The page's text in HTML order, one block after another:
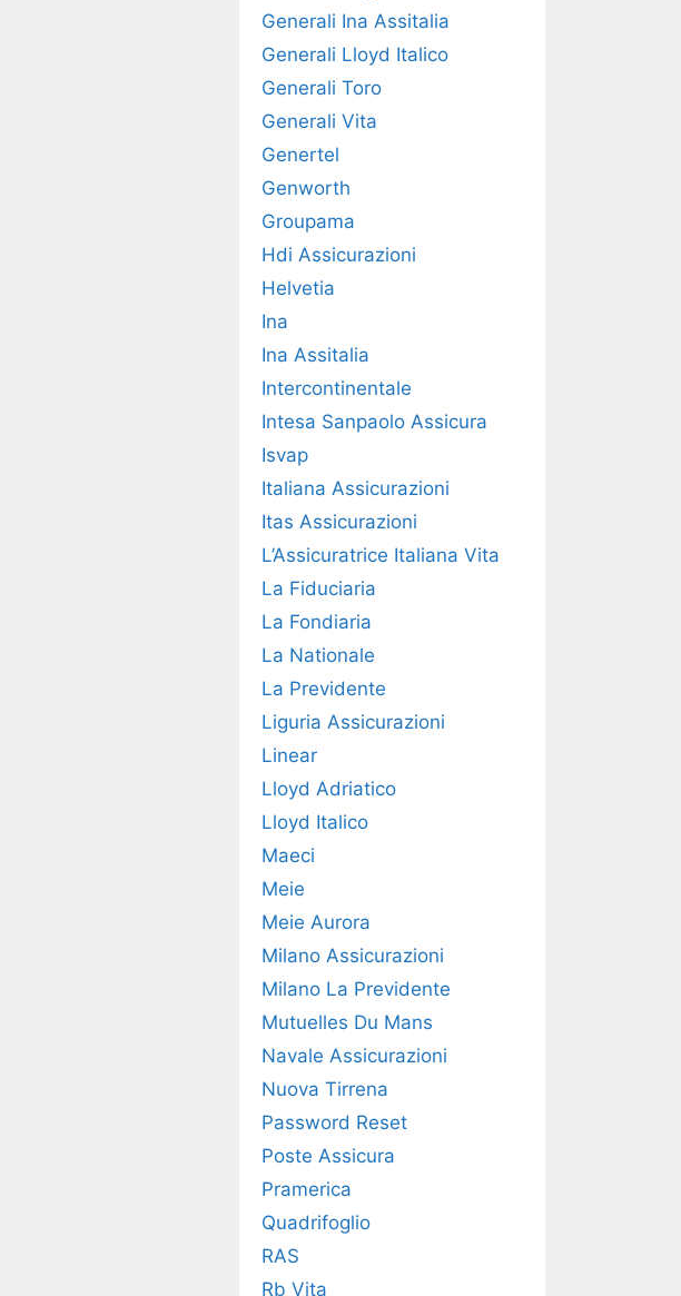
Generali Ina Assitalia
Generali Lloyd Italico
Generali Toro
Generali Vita
Genertel
Genworth
Groupama
Hdi Assicurazioni
Helvetia
Ina
Ina Assitalia
Intercontinentale
Intesa Sanpaolo Assicura
Isvap
Italiana Assicurazioni
Itas Assicurazioni
L’Assicuratrice Italiana Vita
La Fiduciaria
La Fondiaria
La Nationale
La Previdente
Liguria Assicurazioni
Linear
Lloyd Adriatico
Lloyd Italico
Maeci
Meie
Meie Aurora
Milano Assicurazioni
Milano La Previdente
Mutuelles Du Mans
Navale Assicurazioni
Nuova Tirrena
Password Reset
Poste Assicura
Pramerica
Quadrifoglio
RAS
Rb Vita